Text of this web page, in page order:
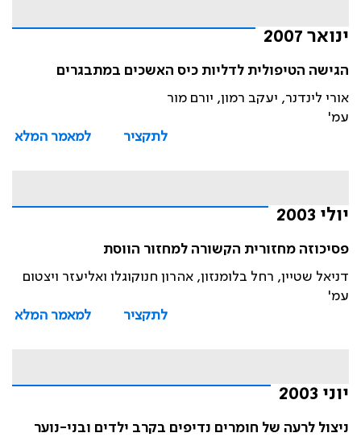
ינואר 2007
הגישה הטיפולית לדליות כיס האשכים במתבגרים
אורי לינדנר, יעקב רמון, יורם מור
עמ'
לתקציר
למאמר המלא
יולי 2003
פסיכוזה מחזורית הקשורה למחזור הווסת
דניאל שטיין, רחל בלומנזון, אהרון חנוקוגלו ואליעזר ויצטום
עמ'
לתקציר
למאמר המלא
יוני 2003
ניצול לרעה של חומרים נדיפים בקרב ילדים ובני-נוער